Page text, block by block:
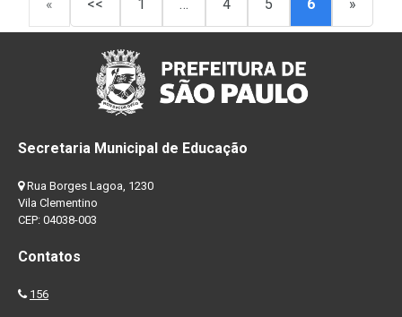
« << 1 … 4 5 6 »
Secretaria Municipal de Educação
Rua Borges Lagoa, 1230
Vila Clementino
CEP: 04038-003
Contatos
156